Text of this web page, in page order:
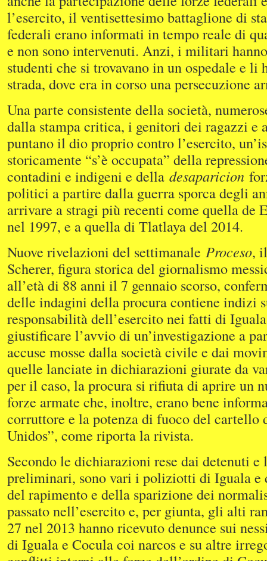
l’esercito, il ventisettesimo battaglione di
federali erano informati in tempo reale di
e non sono intervenuti. Anzi, i militari
studenti che si trovavano in un ospedale e li
strada, dove era in corso una persecuzione
Una parte consistente della società,
dalla stampa critica, i genitori dei ragazzi e
puntano il dio proprio contro l’esercito,
storicamente “s’è occupata” della
contadini e indigeni e della desaparicion
politici a partire dalla guerra sporca degli
arrivare a stragi più recenti come quella de
nel 1997, e a quella di Tlatlaya del 2014.
Nuove rivelazioni del settimanale Proceso,
Scherer, figura storica del giornalismo
all’età di 88 anni il 7 gennaio scorso,
delle indagini della procura contiene indizi
responsabilità dell’esercito nei fatti di
giustificare l’avvio di un’investigazione a
accuse mosse dalla società civile e dai
quelle lanciate in dichiarazioni giurate da
per il caso, la procura si rifiuta di aprire un
forze armate che, inoltre, erano bene
corruttore e la potenza di fuoco del cartello
Unidos”, come riporta la rivista.
Secondo le dichiarazioni rese dai detenuti
preliminari, sono vari i poliziotti di Iguala e
del rapimento e della sparizione dei
passato nell’esercito e, per giunta, gli alti
27 nel 2013 hanno ricevuto denunce sui
di Iguala e Cocula coi narcos e su altre